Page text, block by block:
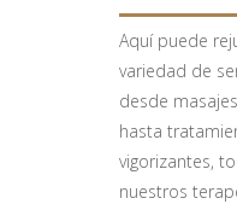
Aquí puede
variedad de
desde
hasta
vigorizantes,
nuestros